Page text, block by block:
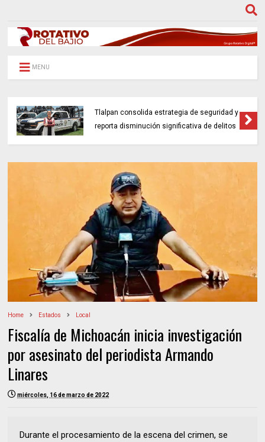
MENU
Tlalpan consolida estrategia de seguridad y
reporta disminución significativa de delitos
Home Estados Local
Fiscalía de Michoacán inicia investigación
por asesinato del periodista Armando
Linares
miércoles, 16 de marzo de 2022
Durante el procesamiento de la escena del crimen, se